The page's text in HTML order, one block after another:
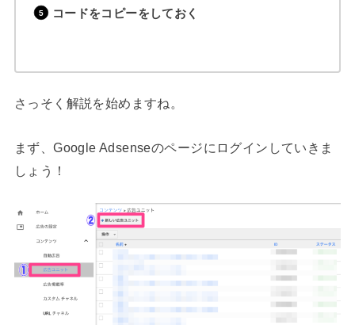
コードをコピーをしておく
さっそく解説を始めますね。
まず、Google Adsenseのページにログインしていきま
しょう！